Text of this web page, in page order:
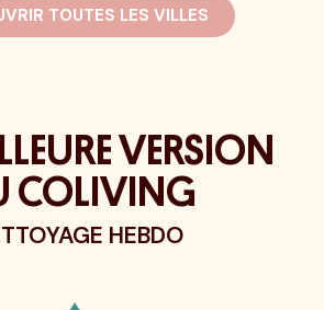
TOUTES LES VILLES
VERSION
COLIVING
INTÉGRER LA